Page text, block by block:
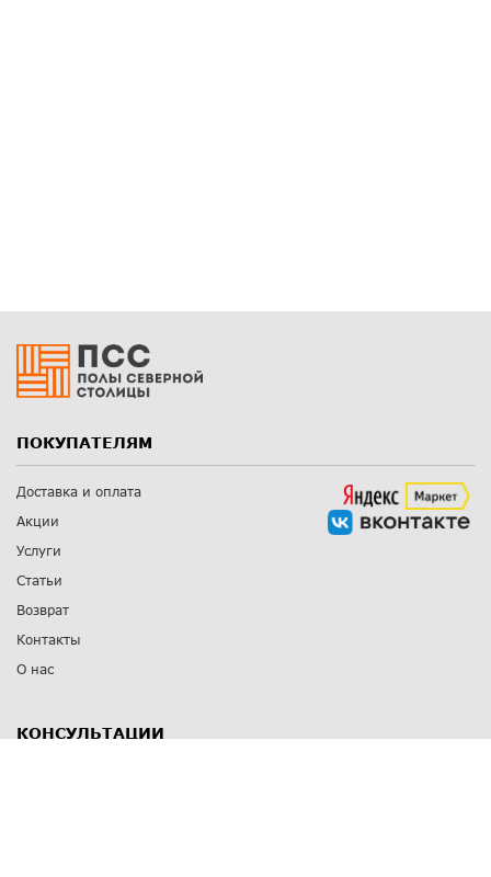
ПОКУПАТЕЛЯМ
Доставка и оплата
Акции
Услуги
Статьи
Возврат
Контакты
О нас
КОНСУЛЬТАЦИИ